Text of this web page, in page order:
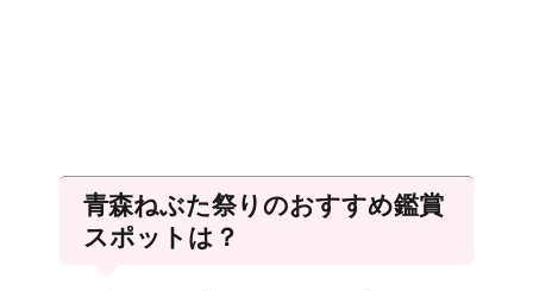
青森ねぶた祭りのおすすめ鑑賞
スポットは？